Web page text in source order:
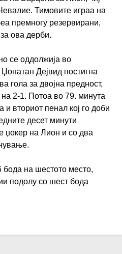
Тимовите играа на
премногу резервирани,
ова дерби.
се оддолжија во
Џонатан Дејвид постигна
гола за двојна предност,
2-1. Потоа во 79. минута
и вториот пенал кој го доби
десет минути
џокер на Лион и со два
на шестото место,
подолу со шест бода